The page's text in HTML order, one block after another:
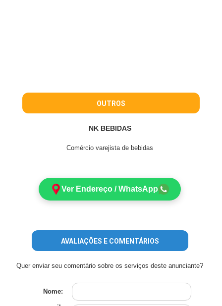
OUTROS
NK BEBIDAS
Comércio varejista de bebidas
Ver Endereço / WhatsApp
AVALIAÇÕES E COMENTÁRIOS
Quer enviar seu comentário sobre os serviços deste anunciante?
Nome: